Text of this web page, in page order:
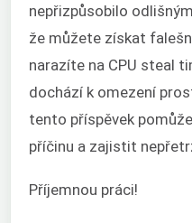
nepřizpůsobilo
že můžete získat
narazíte na CPU steal
dochází k omezení
tento příspěvek
příčinu a zajistit
Příjemnou práci!